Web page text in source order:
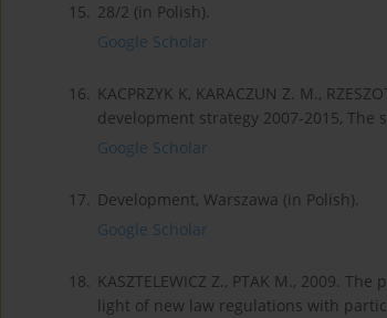
15. 28/2 (in Polish).
Google Scholar
16. KACPRZYK K, KARACZUN Z. M.,
development strategy 2007-2015,
Google Scholar
17. Development, Warszawa (in Polish).
Google Scholar
18. KASZTELEWICZ Z., PTAK M., 2009.
light of new law regulations with